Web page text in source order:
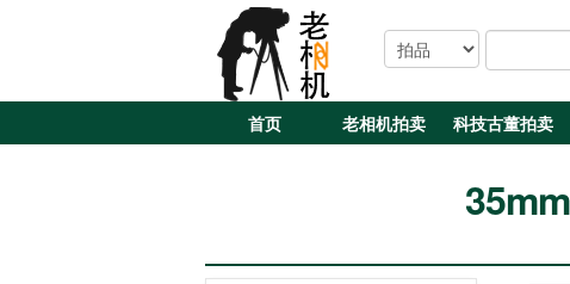
首页 老相机拍卖 科技古董拍卖